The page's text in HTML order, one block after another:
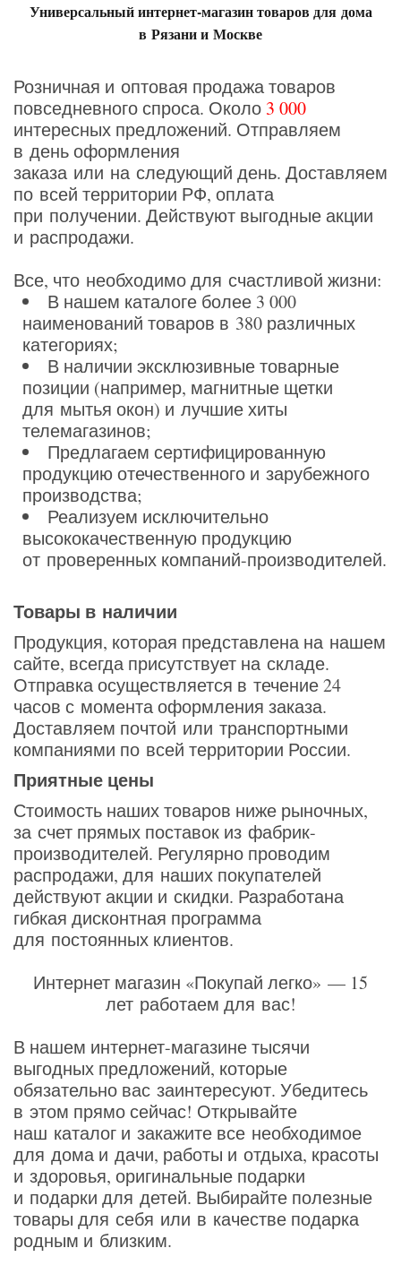
Универсальный интернет-магазин товаров для дома
в Рязани и Москве
Розничная и оптовая продажа товаров
повседневного спроса. Около 3 000
интересных предложений. Отправляем
в день оформления
заказа или на следующий день. Доставляем
по всей территории РФ, оплата
при получении. Действуют выгодные акции
и распродажи.
Все, что необходимо для счастливой жизни:
В нашем каталоге более 3 000
наименований товаров в 380 различных
категориях;
В наличии эксклюзивные товарные
позиции (например, магнитные щетки
для мытья окон) и лучшие хиты
телемагазинов;
Предлагаем сертифицированную
продукцию отечественного и зарубежного
производства;
Реализуем исключительно
высококачественную продукцию
от проверенных компаний-производителей.
Товары в наличии
Продукция, которая представлена на нашем
сайте, всегда присутствует на складе.
Отправка осуществляется в течение 24
часов с момента оформления заказа.
Доставляем почтой или транспортными
компаниями по всей территории России.
Приятные цены
Стоимость наших товаров ниже рыночных,
за счет прямых поставок из фабрик-
производителей. Регулярно проводим
распродажи, для наших покупателей
действуют акции и скидки. Разработана
гибкая дисконтная программа
для постоянных клиентов.
Интернет магазин «Покупай легко» — 15
лет работаем для вас!
В нашем интернет-магазине тысячи
выгодных предложений, которые
обязательно вас заинтересуют. Убедитесь
в этом прямо сейчас! Открывайте
наш каталог и закажите все необходимое
для дома и дачи, работы и отдыха, красоты
и здоровья, оригинальные подарки
и подарки для детей. Выбирайте полезные
товары для себя или в качестве подарка
родным и близким.